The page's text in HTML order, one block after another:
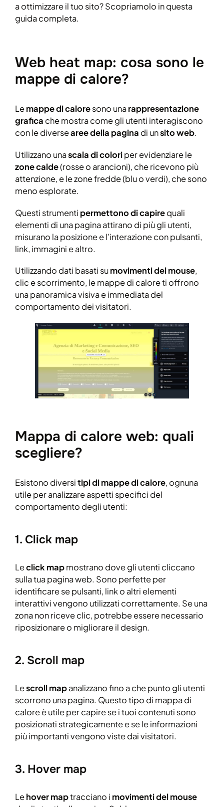
a ottimizzare il tuo sito? Scopriamolo in questa
guida completa.
Web heat map: cosa sono le
mappe di calore?
Lemappe di caloresono unarappresentazione
grafica che mostra come gli utenti interagiscono
con le diversearee della pagina di unsito web.
Utilizzano unascala di coloriper evidenziare le
zone calde(rosse o arancioni), che ricevono più
attenzione, e le zone fredde (blu o verdi), che sono
meno esplorate.
Questi strumenti permettono di capirequali
elementi di una pagina attirano di più gli utenti,
misurano la posizione e l’interazione con pulsanti,
link, immagini e altro.
Utilizzando dati basati sumovimenti del mouse,
clic e scorrimento, le mappe di calore ti offrono
una panoramica visiva e immediata del
comportamento dei visitatori.
Mappa di calore web: quali
scegliere?
Esistono diversitipi di mappe di calore, ognuna
utile per analizzare aspetti specifici del
comportamento degli utenti:
1. Click map
Leclick mapmostrano dove gli utenti cliccano
sulla tua pagina web. Sono perfette per
identificare se pulsanti, link o altri elementi
interattivi vengono utilizzati correttamente. Se una
zona non riceve clic, potrebbe essere necessario
riposizionare o migliorare il design.
2. Scroll map
Lescroll mapanalizzano fino a che punto gli utenti
scorrono una pagina. Questo tipo di mappa di
calore è utile per capire se i tuoi contenuti sono
posizionati strategicamente e se le informazioni
più importanti vengono viste dai visitatori.
3. Hover map
Lehover maptracciano i movimenti del mouse